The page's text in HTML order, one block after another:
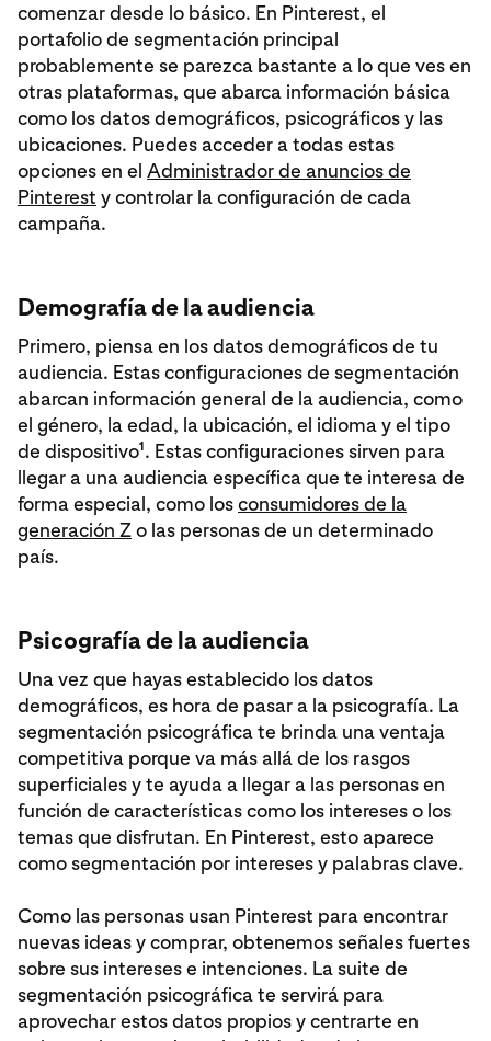
comenzar desde lo básico. En Pinterest, el
portafolio de segmentación principal
probablemente se parezca bastante a lo que ves en
otras plataformas, que abarca información básica
como los datos demográficos, psicográficos y las
ubicaciones. Puedes acceder a todas estas
opciones en el Administrador de anuncios de
Pinterest y controlar la configuración de cada
campaña.
Demografía de la audiencia
Primero, piensa en los datos demográficos de tu
audiencia. Estas configuraciones de segmentación
abarcan información general de la audiencia, como
el género, la edad, la ubicación, el idioma y el tipo
de dispositivo1. Estas configuraciones sirven para
llegar a una audiencia específica que te interesa de
forma especial, como losconsumidores de la
generación Zo las personas de un determinado
país.
Psicografía de la audiencia
Una vez que hayas establecido los datos
demográficos, es hora de pasar a la psicografía. La
segmentación psicográfica te brinda una ventaja
competitiva porque va más allá de los rasgos
superficiales y te ayuda a llegar a las personas en
función de características como los intereses o los
temas que disfrutan. En Pinterest, esto aparece
como segmentación por intereses y palabras clave.
Como las personas usan Pinterest para encontrar
nuevas ideas y comprar, obtenemos señales fuertes
sobre sus intereses e intenciones. La suite de
segmentación psicográfica te servirá para
aprovechar estos datos propios y centrarte en